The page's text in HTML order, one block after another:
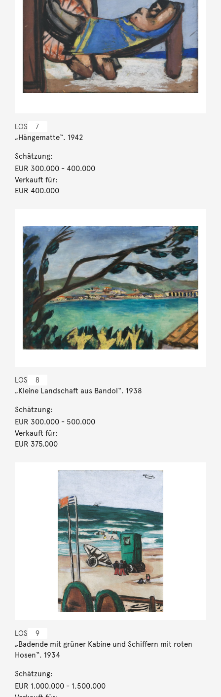
LOS 7
„Hängematte“. 1942
Schätzung:
EUR 300.000- 400.000
Verkauft für:
EUR 400.000
LOS 8
„Kleine Landschaft aus Bandol“. 1938
Schätzung:
EUR 300.000- 500.000
Verkauft für:
EUR 375.000
LOS 9
„Badende mit grüner Kabine und Schiffern mit roten
Hosen“. 1934
Schätzung:
EUR 1.000.000- 1.500.000